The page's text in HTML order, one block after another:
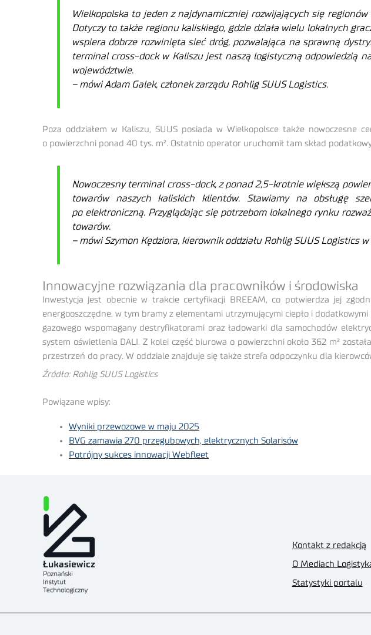
Wielkopolska to jeden z najdynamiczniej rozwijających się
Dotyczy to także regionu kaliskiego, gdzie działa wielu lokalnych
wspiera dobrze rozwinięta sieć dróg, pozwalająca na sprawną
terminal cross-dock w Kaliszu jest naszą logistyczną odpowiedzią
województwie.
– mówi Adam Galek, członek zarządu Rohlig SUUS Logistics.
Poza oddziałem w Kaliszu, SUUS posiada w Wielkopolsce także nowoczesne
o powierzchni ponad 40 tys. m². Ostatnio operator uruchomił tam skład
Nowoczesny terminal cross-dock, zponad 2,5-krotnie większą
towarów naszych kaliskich klientów. Stawiamy na obsługę
po elektroniczną. Przyglądając się potrzebom lokalnego rynku
towarów.
– mówi Szymon Kędziora, kierownik oddziału Rohlig SUUS Logistics w
Innowacyjne rozwiązania dla pracowników i środowiska
Inwestycja jest obecnie w trakcie certyfikacji BREEAM, co potwierdza jej
energooszczędne, w tym bramy z elementami utrzymującymi ciepło i
gazowego wspomagany destryfikatorami oraz ładowarki dla samochodów
system oświetlenia DALI. Z kolei część biurowa o powierzchni około 362 m²
przestrzeń do pracy. W oddziale znajduje się także strefa odpoczynku dla
Źródło: Rohlig SUUS Logistics
Powiązane wpisy:
Wyniki przewozowe w maju 2025
BVG zamawia 270 przegubowych, elektrycznych Solarisów
Potrójny sukces innowacji Webfleet
Kontakt z redakcją
O Mediach
Statystyki portalu